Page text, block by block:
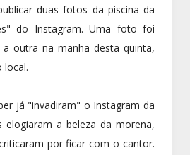
duas fotos da piscina da
do Instagram. Uma foto foi
outra na manhã desta quinta,
local.
já "invadiram" o Instagram da
elogiaram a beleza da morena,
por ficar com o cantor.